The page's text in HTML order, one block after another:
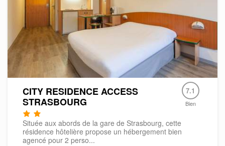
CITY RESIDENCE ACCESS
STRASBOURG
7.1
Bien
Située aux abords de la gare de Strasbourg, cette
résidence hôtelière propose un hébergement bien
agencé pour 2 perso...